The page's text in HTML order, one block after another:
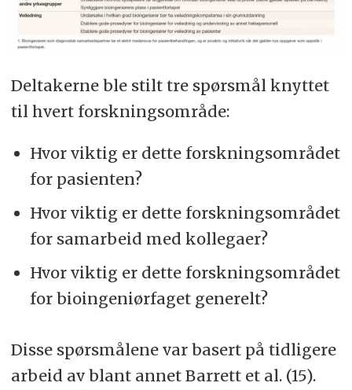
Deltakerne ble stilt tre spørsmål knyttet
til hvert forskningsområde:
Hvor viktig er dette forskningsområdet
for pasienten?
Hvor viktig er dette forskningsområdet
for samarbeid med kollegaer?
Hvor viktig er dette forskningsområdet
for bioingeniørfaget generelt?
Disse spørsmålene var basert på tidligere
arbeid av blant annet Barrett et al. (15).